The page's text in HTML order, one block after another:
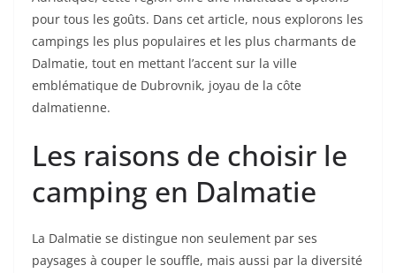
pour tous les goûts. Dans cet article, nous explorons les
campings les plus populaires et les plus charmants de
Dalmatie, tout en mettant l’accent sur la ville
emblématique de Dubrovnik, joyau de la côte
dalmatienne.
Les raisons de choisir le
camping en Dalmatie
La Dalmatie se distingue non seulement par ses
paysages à couper le souffle, mais aussi par la diversité